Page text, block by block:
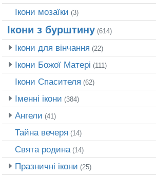
Ікони мозаїки (3)
Ікони з бурштину (614)
Ікони для вінчання (22)
Ікони Божої Матері (111)
Ікони Спасителя (62)
Іменні ікони (384)
Ангели (41)
Тайна вечеря (14)
Свята родина (14)
Празничні ікони (25)